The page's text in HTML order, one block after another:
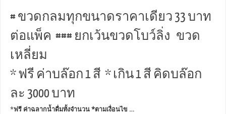
# ขวดกลมทุกขนาดราคาเดียว 33 บาท
ต่อแพ็ค ### ยกเว้นขวดโบว์ลิ่ง ขวด
เหลี่ยม
* ฟรี ค่าบล๊อก 1 สี * เกิน 1 สี คิดบล๊อก
ละ 3000 บาท
*ฟรี ค่าฉลากน้ำดื่มทั้งจำนวน *ตามเงื่อนไข …